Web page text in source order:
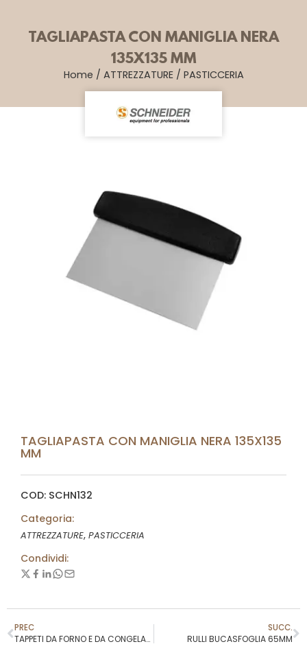
TAGLIAPASTA CON MANIGLIA NERA
135X135 MM
Home / ATTREZZATURE/ PASTICCERIA
TAGLIAPASTA CON MANIGLIA NERA 135X135
MM
COD: SCHN132
Categoria:
ATTREZZATURE, PASTICCERIA
Condividi:
PREC
TAPPETI DA FORNO E DA CONGELAZIONE 385X585 MM
SUCC.
RULLI BUCASFOGLIA 65MM